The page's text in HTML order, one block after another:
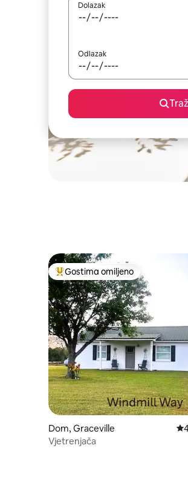
Dolazak
Odlazak
Najuspešniji među gostima
Gostima omiljeno
Dom, Graceville
Vjetrenjača